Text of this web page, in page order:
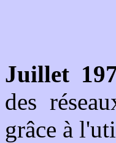
Juillet
des
grâce à